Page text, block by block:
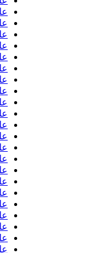
علی
علی
علی دشتی
علی
علی
علی زند
علی
علی ستوده
علی صدیق
علی
علی عرب
علی
علی
علی
علی
علی ملک
علی
علی
علی یگانه
علیرضا آذر
علیرضا
علیرضا